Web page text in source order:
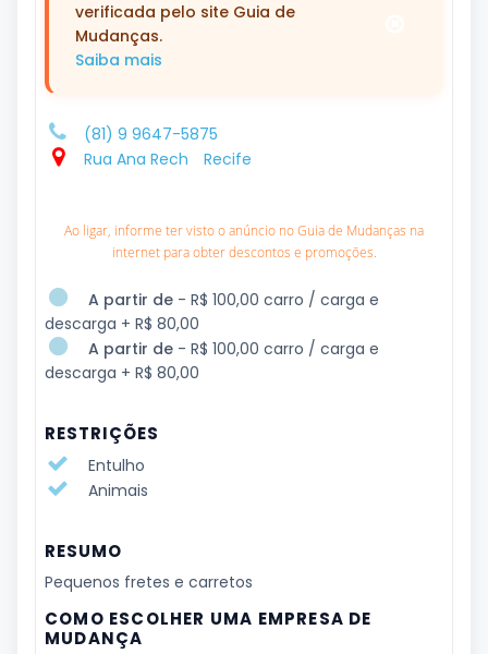
verificada pelo site Guia de
Mudanças.
Saiba mais
(81) 9 9647-5875
Rua Ana Rech
Recife
Ao ligar, informe ter visto o anúncio no Guia de Mudanças na
internet para obter descontos e promoções.
A partir de - R$ 100,00 carro / carga e
descarga + R$ 80,00
A partir de - R$ 100,00 carro / carga e
descarga + R$ 80,00
RESTRIÇÕES
Entulho
Animais
RESUMO
Pequenos fretes e carretos
COMO ESCOLHER UMA EMPRESA DE
MUDANÇA